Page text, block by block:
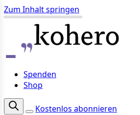
Zum Inhalt springen
Spenden
Shop
Kostenlos abonnieren